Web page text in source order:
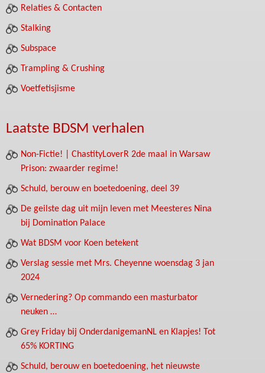
Relaties & Contacten
Stalking
Subspace
Trampling & Crushing
Voetfetisjisme
Laatste BDSM verhalen
Non-Fictie! | ChastityLoverR 2de maal in Warsaw
Prison: zwaarder regime!
Schuld, berouw en boetedoening, deel 39
De geilste dag uit mijn leven met Meesteres Nina
bij Domination Palace
Wat BDSM voor Koen betekent
Verslag sessie met Mrs. Cheyenne woensdag 3 jan
2024
Vernedering? Op commando een masturbator
neuken …
Grey Friday bij OnderdanigemanNL en Klapjes! Tot
65% KORTING
Schuld, berouw en boetedoening, het nieuwste